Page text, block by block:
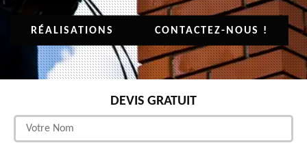
RÉALISATIONS CONTACTEZ-NOUS !
DEVIS GRATUIT